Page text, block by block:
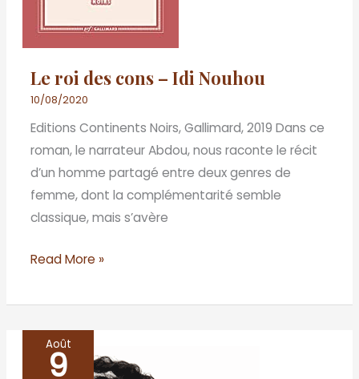
Le roi des cons – Idi Nouhou
10/08/2020
Editions Continents Noirs, Gallimard, 2019 Dans ce
roman, le narrateur Abdou, nous raconte le récit
d’un homme partagé entre deux genres de
femme, dont la complémentarité semble
classique, mais s’avère
Read More »
Août
9
D’autres